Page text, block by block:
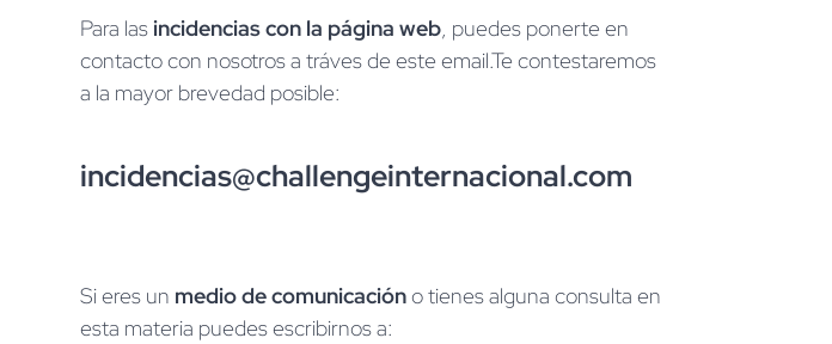
Para las incidencias con la página web, puedes ponerte en
contacto con nosotros a tráves de este email.Te contestaremos
a la mayor brevedad posible:
incidencias@challengeinternacional.com
Si eres un medio de comunicacióno tienes alguna consulta en
esta materia puedes escribirnos a: